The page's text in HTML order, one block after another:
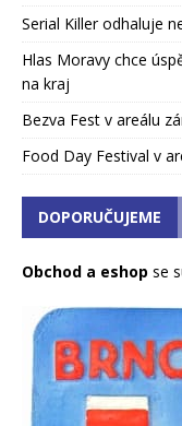
Serial Killer odhaluje
Hlas Moravy chce
na kraj
Bezva Fest v areálu
Food Day Festival v
DOPORUČUJEME
Obchod a eshop se